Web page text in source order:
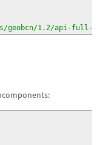
geobcn/1.2/api-full-